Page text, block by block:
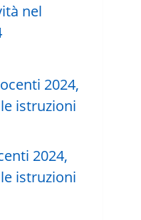
nel
2024,
istruzioni